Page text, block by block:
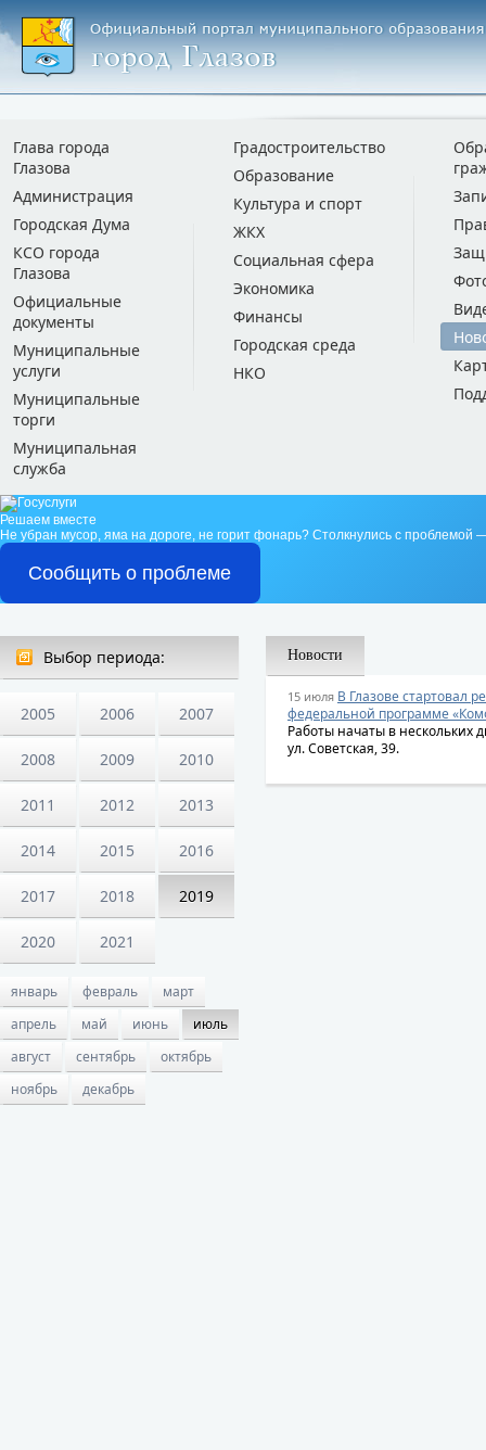
Глава города
Глазова
Администрация
Городская Дума
КСО города
Глазова
Официальные
документы
Муниципальные
услуги
Муниципальные
торги
Муниципальная
служба
Градостроительство
Образование
Культура и спорт
ЖКХ
Социальная сфера
Экономика
Финансы
Городская среда
НКО
Решаем вместе
Не убран мусор, яма на дороге, не горит фонарь? Столкнулись с проблемой
Сообщить о проблеме
Выбор периода:
2005 2006 2007
2008 2009 2010
2011 2012 2013
2014 2015 2016
2017 2018 2019
2020 2021
январь февраль
март
апрель
май июнь
июль
август
сентябрь
октябрь
ноябрь
декабрь
Новости
15 июля В Глазове стартовал
федеральной программе
Работы начаты в нескольких
ул. Советская, 39.